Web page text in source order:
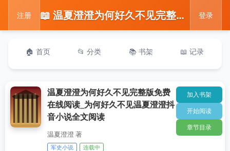
注册 📖 温夏澄澄为何好久不见完整版免费在线阅读_为何好久不见温夏澄澄抖音小说全文阅读 登录
🏠 首页 📂 分类 📚 书架 📖 记录
温夏澄澄为何好久不见完整版免费
在线阅读_为何好久不见温夏澄澄抖
音小说全文阅读
温夏澄澄 著
军史小说 连载中
加入书架
开始阅读
章节目录